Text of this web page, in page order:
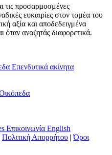
τις προσαρμοσμένες
ευκαιρίες στον τομέα του
αξία και αποδεδειγμένα
όταν αναζητάς διαφορετικά.
Επενδυτικά ακίνητα
Επικοινωνία English
Πολιτική Απορρήτου |Όροι